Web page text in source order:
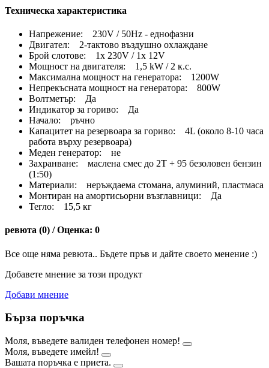
Техническа характеристика
Напрежение: 230V / 50Hz - еднофазни
Двигател: 2-тактово въздушно охлаждане
Брой слотове: 1x 230V / 1x 12V
Мощност на двигателя: 1,5 kW / 2 к.с.
Максимална мощност на генератора: 1200W
Непрекъсната мощност на генератора: 800W
Волтметър: Да
Индикатор за гориво: Да
Начало: ръчно
Капацитет на резервоара за гориво: 4L (около 8-10 часа
работа върху резервоара)
Меден генератор: не
Захранване: маслена смес до 2T + 95 безоловен бензин
(1:50)
Материали: неръждаема стомана, алуминий, пластмаса
Монтиран на амортисьорни възглавници: Да
Тегло: 15,5 кг
ревюта (0) / Оценка: 0
Все още няма ревюта.. Бъдете пръв и дайте своето менение :)
Добавете мнение за този продукт
Добави мнение
Бърза поръчка
Моля, въведете валиден телефонен номер!
Моля, въведете имейл!
Вашата поръчка е приета.